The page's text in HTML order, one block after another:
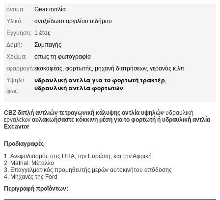
όνομα:
Gear αντλία
Υλικό:
ανοξείδωτο αργιλίου σιδήρου
Εγγύηση: 1 έτος
Δομή:
Συμπαγής
Χρώμα:
όπως τη φωτογραφία
εφαρμογή:εκσκαφέας, φορτωτής, μηχανή διατρήσεων, γερανός κ.λπ.
Υψηλό
φως:
υδραυλική αντλία για το φορτωτή τρακτέρ,
υδραυλική αντλία φορτωτών
CBZ διπλή αντλιών τετραγωνική κάλυψης αντλία υψηλών υδραυλική
εργαλείων αυλακωήσαστε κόκκινη μέση για το φορτωτή ή υδραυλική αντλία
Excavtor
Προδιαγραφές
1. Ανεφοδιασμός στις ΗΠΑ, την Ευρώπη, και την Αφρική
2. Matrial: Μέταλλο
3. Επαγγελματικός προμηθευτής μερών αυτοκινήτου απόδοσης
4. Μηχανές της Ford
Περιγραφή προϊόντων: